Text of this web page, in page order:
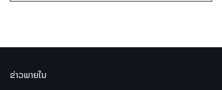
ຂ່າວພາຍໃນ